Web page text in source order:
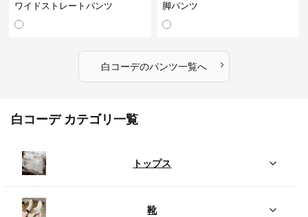
ワイドストレートパンツ
脚パンツ
白コーデのパンツ一覧へ ›
白コーデ カテゴリ一覧
トップス
靴